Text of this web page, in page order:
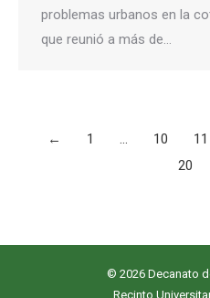
problemas urbanos en la
que reunió a más de…
← 1 … 10 11
20
© 2026 Decanato
Recinto